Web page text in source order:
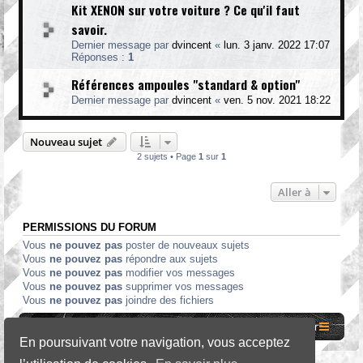
En poursuivant votre navigation, vous acceptez
Kit XENON sur votre voiture ? Ce qu'il faut
savoir.
Dernier message par dvincent « lun. 3 janv. 2022 17:07
Réponses : 1
Références ampoules "standard & option"
Dernier message par dvincent « ven. 5 nov. 2021 18:22
Nouveau sujet
2 sujets • Page 1 sur 1
Aller à
PERMISSIONS DU FORUM
Vous ne pouvez pas poster de nouveaux sujets
Vous ne pouvez pas répondre aux sujets
Vous ne pouvez pas modifier vos messages
Vous ne pouvez pas supprimer vos messages
Vous ne pouvez pas joindre des fichiers
Nous contacter